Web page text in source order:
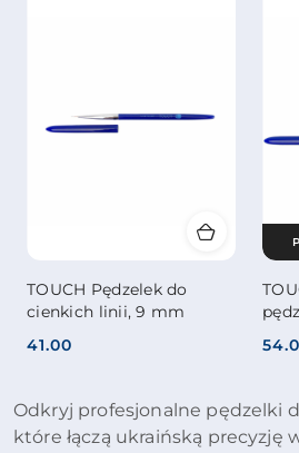
TOUCH Pędzelek do
cienkich linii, 9 mm
Cena:
41.00
Odkryj profesjonalne pędzelki
które łączą ukraińską precyzję